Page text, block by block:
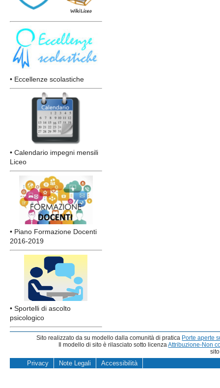
• Eccellenze scolastiche
• Calendario impegni mensili
Liceo
• Piano Formazione Docenti
2016-2019
• Sportelli di ascolto
psicologico
Sito realizzato da su modello dalla comunità di pratica Porte aperte
Il modello di sito è rilasciato sotto licenzaAttribuzione-Non
Privacy Note Legali Accessibilità